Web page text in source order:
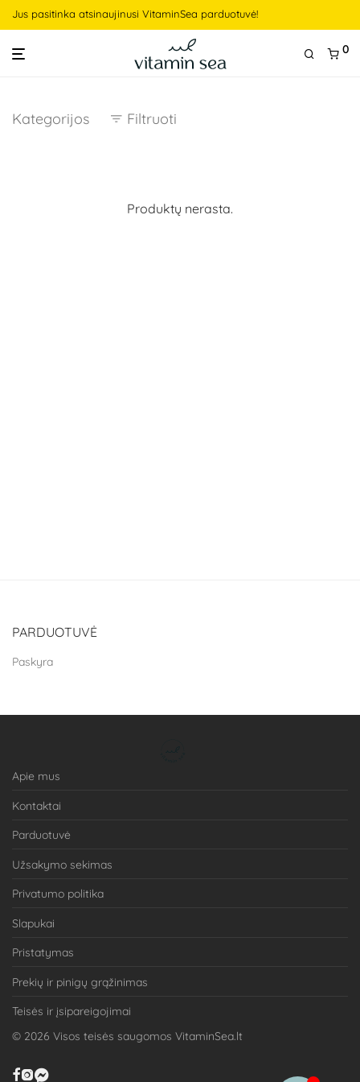
Jus pasitinka atsinaujinusi VitaminSea parduotuvė!
0
Kategorijos Filtruoti
Produktų nerasta.
PARDUOTUVĖ
Paskyra
Apie mus
Kontaktai
Parduotuvė
Užsakymo sekimas
Privatumo politika
Slapukai
Pristatymas
Prekių ir pinigų grąžinimas
Teisės ir įsipareigojimai
© 2026 Visos teisės saugomos VitaminSea.lt